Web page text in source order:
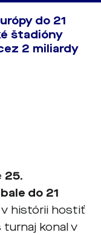
do 21
štadióny
2 miliardy
25.
do 21
histórii hostiť
turnaj konal v